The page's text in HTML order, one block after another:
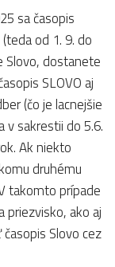
sa časopis
od 1. 9. do
Slovo, dostanete
SLOVO aj
(čo je lacnejšie
sakrestii do 5.6.
Ak niekto
druhému
takomto prípade
ako aj
Slovo cez